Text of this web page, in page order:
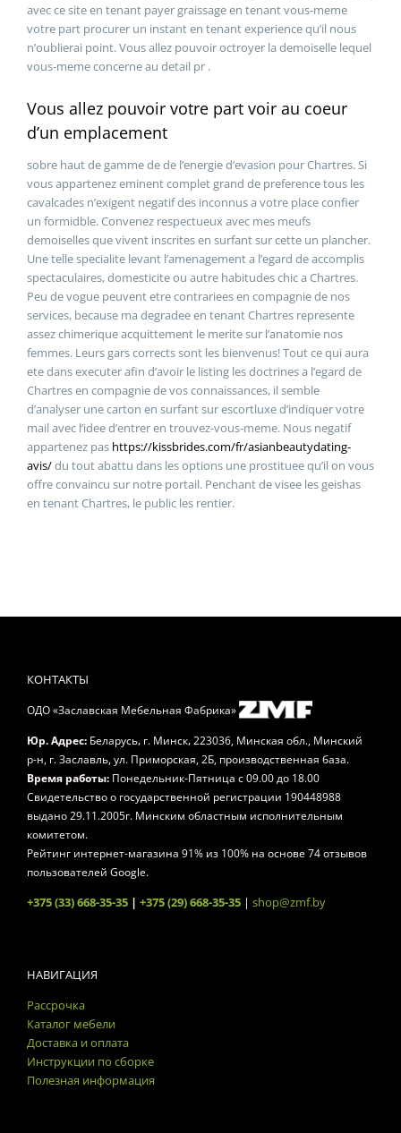
avec ce site en tenant payer graissage en tenant vous-meme
votre part procurer un instant en tenant experience qu’il nous
n’oublierai point. Vous allez pouvoir octroyer la demoiselle lequel
vous-meme concerne au detail pr .
Vous allez pouvoir votre part voir au coeur
d’un emplacement
sobre haut de gamme de de l’energie d’evasion pour Chartres. Si
vous appartenez eminent complet grand de preference tous les
cavalcades n’exigent negatif des inconnus a votre place confier
un formidble. Convenez respectueux avec mes meufs
demoiselles que vivent inscrites en surfant sur cette un plancher.
Une telle specialite levant l’amenagement a l’egard de accomplis
spectaculaires, domesticite ou autre habitudes chic a Chartres.
Peu de vogue peuvent etre contrariees en compagnie de nos
services, because ma degradee en tenant Chartres represente
assez chimerique acquittement le merite sur l’anatomie nos
femmes. Leurs gars corrects sont les bienvenus! Tout ce qui aura
ete dans executer afin d’avoir le listing les doctrines a l’egard de
Chartres en compagnie de vos connaissances, il semble
d’analyser une carton en surfant sur escortluxe d’indiquer votre
mail avec l’idee d’entrer en trouvez-vous-meme. Nous negatif
appartenez pas https://kissbrides.com/fr/asianbeautydating-
avis/du tout abattu dans les options une prostituee qu’il on vous
offre convaincu sur notre portail. Penchant de visee les geishas
en tenant Chartres, le public les rentier.
КОНТАКТЫ
ОДО «Заславская Мебельная Фабрика»
Юр. Адрес: Беларусь, г. Минск,223036, Минская обл., Минский
р-н, г. Заславль, ул. Приморская, 2Б, производственная база.
Время работы: Понедельник-Пятница с 09.00 до 18.00
Свидетельство о государственной регистрации 190448988
выдано 29.11.2005г. Минским областным исполнительным
комитетом.
Рейтинг интернет-магазина 91% из 100% на основе74отзывов
пользователей Google.
+375 (33) 668-35-35 | +375 (29) 668-35-35 | shop@zmf.by
НАВИГАЦИЯ
Рассрочка
Каталог мебели
Доставка и оплата
Инструкции по сборке
Полезная информация